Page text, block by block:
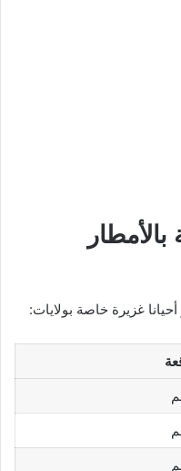
غزيرة خاصة بولايات: